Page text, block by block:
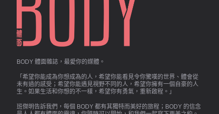
BODY 體面雜誌，最愛你的媒體。
「希望你能成為你想成為的人，希望你能看見令你驚嘆的世界、體會從
未有過的感受；希望你能遇見視野不同的人，希望你擁有一個自豪的人
生。如果生活和你想的不一樣，希望你有勇氣，重新啟程。」
班傑明告訴我們，每個 BODY 都有其獨特而美好的旅程；BODY 的信念